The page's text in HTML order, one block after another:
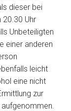
dieser bei
20.30 Uhr
Unbeteiligten
einer anderen
leicht
eine nicht
zur